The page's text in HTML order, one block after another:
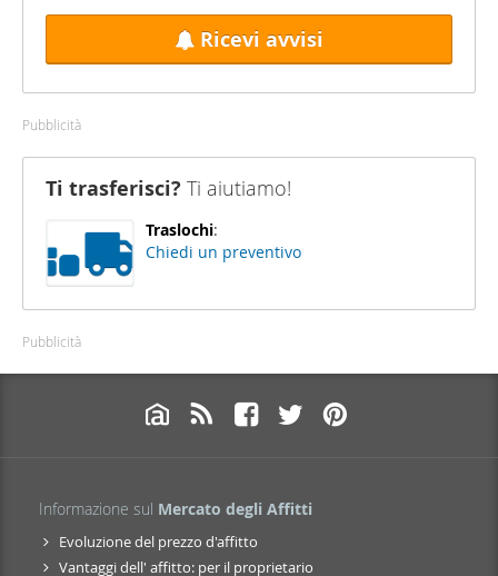
Ricevi avvisi
Pubblicità
Ti trasferisci? Ti aiutiamo!
Traslochi:
Chiedi un preventivo
Pubblicità
Informazione sul Mercato degli Affitti
Evoluzione del prezzo d'affitto
Vantaggi dell' affitto: per il proprietario